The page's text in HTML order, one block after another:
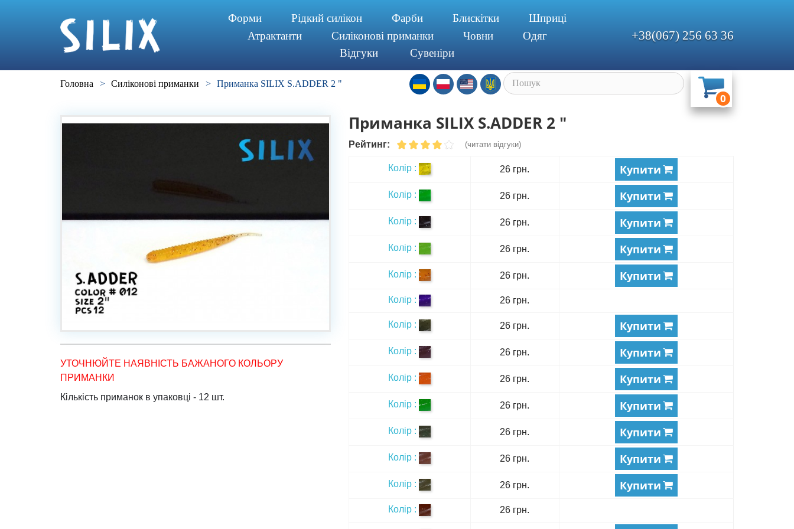
0
Форми Piдкий силiкон Фарби Блискітки
Шприцi
Атрактанти
Силiконовi приманки Човни
Одяг
Відгуки
Сувенiри
+38(067) 256 63 36
Головна > Силiконовi приманки > Приманка SILIX S.ADDER 2 "
УТОЧНЮЙТЕ НАЯВНІСТЬ БАЖАНОГО КОЛЬОРУ
ПРИМАНКИ
Кількість приманок в упаковці - 12 шт.
Приманка SILIX S.ADDER 2 "
Рейтинг: (читати відгуки)
Колір : 26 грн. Купити
Колір : 26 грн. Купити
Колір : 26 грн. Купити
Колір : 26 грн. Купити
Колір : 26 грн. Купити
Колір : 26 грн.
Колір : 26 грн. Купити
Колір : 26 грн. Купити
Колір : 26 грн. Купити
Колір : 26 грн. Купити
Колір : 26 грн. Купити
Колір : 26 грн. Купити
Колір : 26 грн. Купити
Колір : 26 грн.